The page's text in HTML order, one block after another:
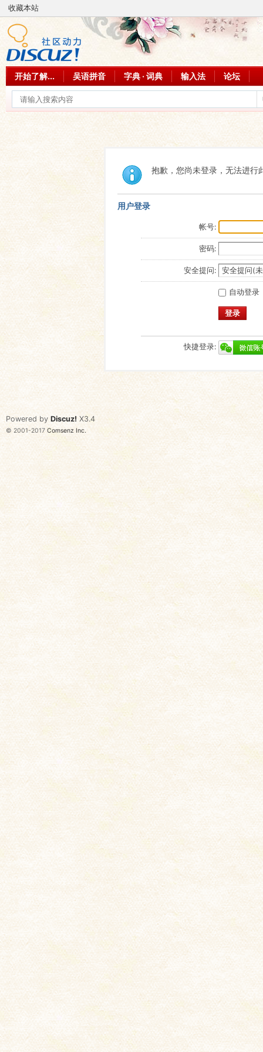
收藏本站
开始了解... 吴语拼音 字典 · 词典 输入法 论坛
抱歉，您尚未登录，无法进行
用户登录
帐号:
密码:
安全提问:
自动登录
登录
快捷登录:
Powered by Discuz! X3.4
© 2001-2017 Comsenz Inc.